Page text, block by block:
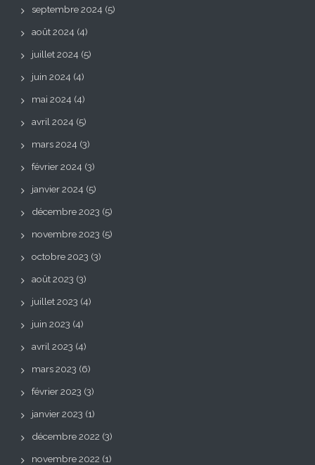
septembre 2024 (5)
août 2024 (4)
juillet 2024 (5)
juin 2024 (4)
mai 2024 (4)
avril 2024 (5)
mars 2024 (3)
février 2024 (3)
janvier 2024 (5)
décembre 2023 (5)
novembre 2023 (5)
octobre 2023 (3)
août 2023 (3)
juillet 2023 (4)
juin 2023 (4)
avril 2023 (4)
mars 2023 (6)
février 2023 (3)
janvier 2023 (1)
décembre 2022 (3)
novembre 2022 (1)